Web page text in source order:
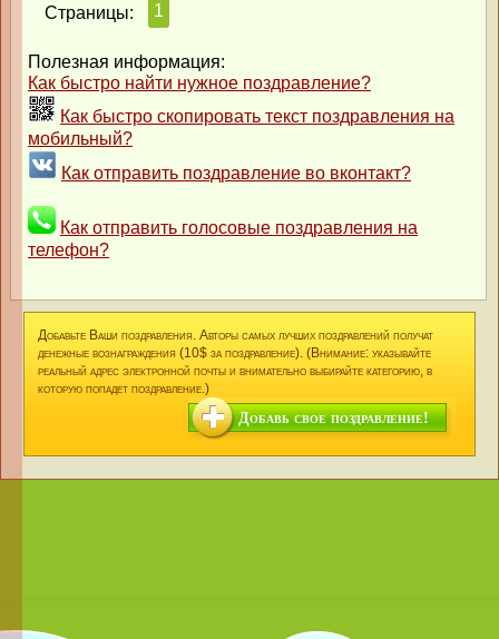
Страницы: 1
Полезная информация:
Как быстро найти нужное поздравление?
Как быстро скопировать текст поздравления на
мобильный?
Как отправить поздравление во вконтакт?
Как отправить голосовые поздравления на
телефон?
Добавьте Ваши поздравления. Авторы самых лучших поздравлений получат
денежные вознаграждения (10$ за поздравление). (Внимание: указывайте
реальный адрес электронной почты и внимательно выбирайте категорию, в
которую попадет поздравление.)
Добавь свое поздравление!